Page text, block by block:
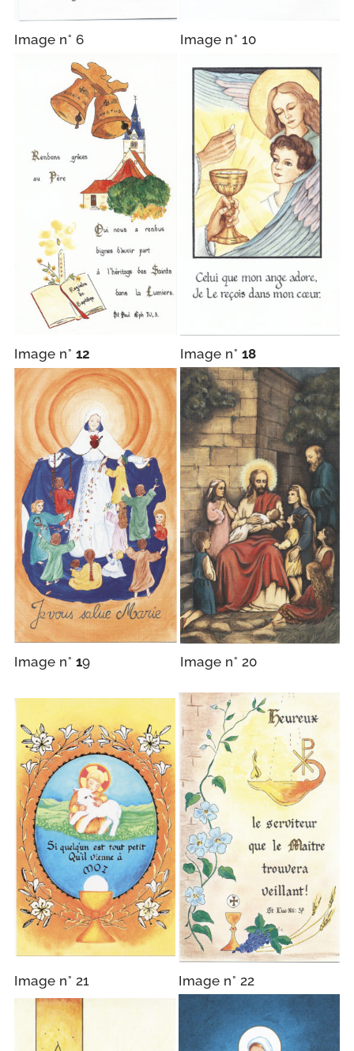
Image n° 6 Image n° 10
Image n° 12 Image n° 18
Image n° 19 Image n° 20
Image n° 21 Image n° 22